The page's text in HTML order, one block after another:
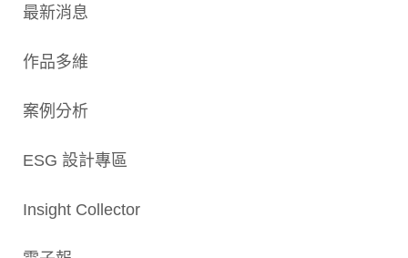
最新消息
作品多維
案例分析
ESG 設計專區
Insight Collector